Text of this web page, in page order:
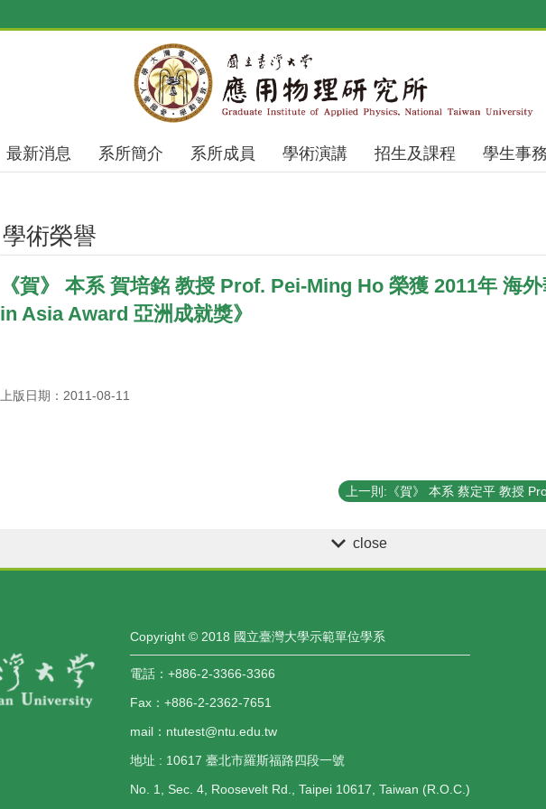
最新消息 系所簡介 系所成員 學術演講 招生及課程 學生事務
學術榮譽
《賀》 本系 賀培銘 教授 Prof. Pei-Ming Ho 榮獲 2011年 海
in Asia Award 亞洲成就獎》
上版日期：2011-08-11
close
Copyright © 2018 國立臺灣大學示範單位學系
電話：+886-2-3366-3366
Fax：+886-2-2362-7651
mail：ntutest@ntu.edu.tw
地址 : 10617 臺北市羅斯福路四段一號
No. 1, Sec. 4, Roosevelt Rd., Taipei 10617, Taiwan (R.O.C.)